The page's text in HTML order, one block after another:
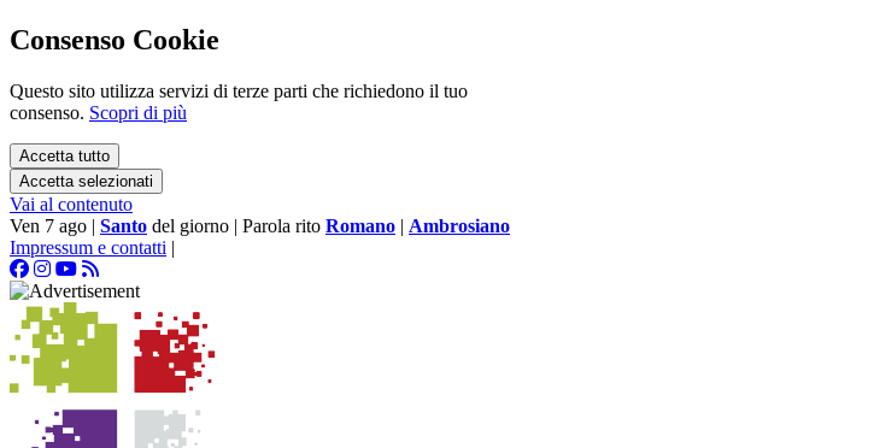
Consenso Cookie
Questo sito utilizza servizi di terze parti che richiedono il tuo
consenso. Scopri di più
Accetta tutto
Accetta selezionati
Vai al contenuto
Ven 7 ago | Santo del giorno | Parola rito Romano | Ambrosiano
Impressum e contatti |